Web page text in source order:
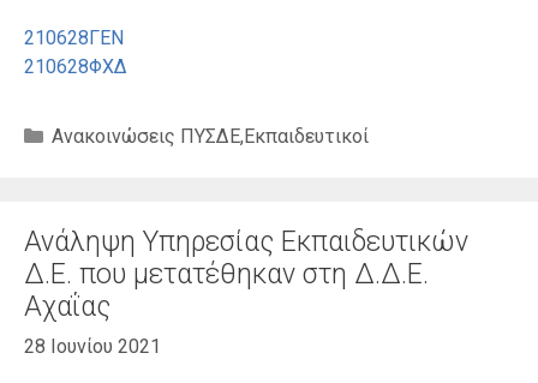
210628ΓΕΝ
210628ΦΧΔ
Κατηγορίες
Ανακοινώσεις ΠΥΣΔΕ,Εκπαιδευτικοί
Ανάληψη Υπηρεσίας Εκπαιδευτικών
Δ.Ε. που μετατέθηκαν στη Δ.Δ.Ε.
Αχαΐας
28 Ιουνίου 2021